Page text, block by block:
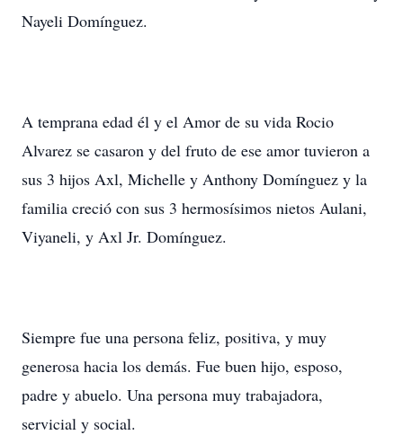
Nayeli Domínguez.
A temprana edad él y el Amor de su vida Rocio
Alvarez se casaron y del fruto de ese amor tuvieron a
sus 3 hijos Axl, Michelle y Anthony Domínguez y la
familia creció con sus 3 hermosísimos nietos Aulani,
Viyaneli, y Axl Jr. Domínguez.
Siempre fue una persona feliz, positiva, y muy
generosa hacia los demás. Fue buen hijo, esposo,
padre y abuelo. Una persona muy trabajadora,
servicial y social.